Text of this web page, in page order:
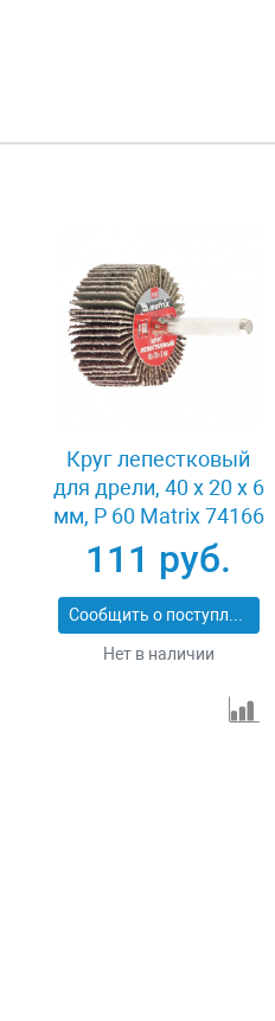
Круг лепестковый
для дрели, 40 х 20 х 6
мм, P 60 Matrix 74166
111 руб.
Сообщить о поступлении
Нет в наличии